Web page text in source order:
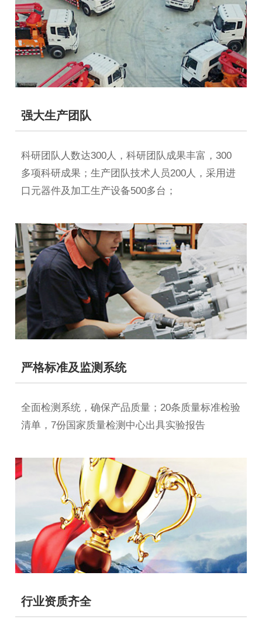
强大生产团队
科研团队人数达300人，科研团队成果丰富，300
多项科研成果；生产团队技术人员200人，采用进
口元器件及加工生产设备500多台；
严格标准及监测系统
全面检测系统，确保产品质量；20条质量标准检验
清单，7份国家质量检测中心出具实验报告
行业资质齐全